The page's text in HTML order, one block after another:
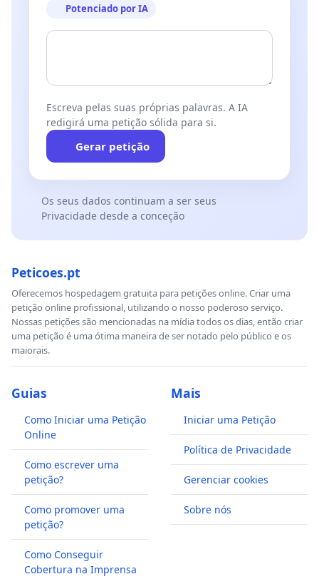
Potenciado por IA
Escreva pelas suas próprias palavras. A IA
redigirá uma petição sólida para si.
Gerar petição
Os seus dados continuam a ser seus
Privacidade desde a conceção
Peticoes.pt
Oferecemos hospedagem gratuita para petições online. Criar uma
petição online profissional, utilizando o nosso poderoso serviço.
Nossas petições são mencionadas na mídia todos os dias, então criar
uma petição é uma ótima maneira de ser notado pelo público e os
maiorais.
Guias
Como Iniciar uma Petição
Online
Como escrever uma
petição?
Como promover uma
petição?
Como Conseguir
Cobertura na Imprensa
Mais
Iniciar uma Petição
Política de Privacidade
Gerenciar cookies
Sobre nós